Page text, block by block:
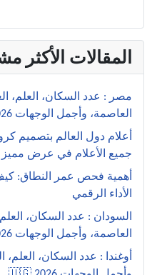
المقالات الأكثر
مصر : عدد السكان، العلم،
العاصمة، وأجمل الوجهات 2026 🇪🇬
جميع الأعلام في عرض مميز
أهمية فحص عمر النطاق:
الأداء الرقمي
السودان : عدد السكان،
العاصمة، وأجمل الوجهات 2026 🇸🇩
أوغندا : عدد السكان، العلم،